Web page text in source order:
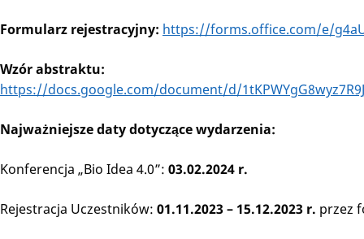
Formularz rejestracyjny: https://forms.office.com/e/
Wzór abstraktu:
https://docs.google.com/document/d/
Najważniejsze daty dotyczące wydarzenia:
Konferencja „Bio Idea 4.0”: 03.02.2024 r.
Rejestracja Uczestników: 01.11.2023 – 15.12.2023 r. przez